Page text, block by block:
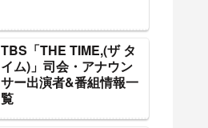
TBS「THE TIME,(ザ タ
イム)」司会・アナウン
サー出演者&番組情報一
覧